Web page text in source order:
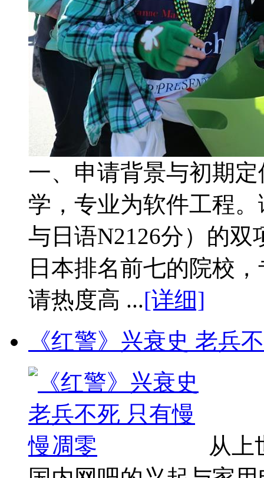
一、申请背景与初期
学，专业为软件工程
与日语N2126分）的
日本排名前七的院校
请热度高 ...[详细]
《红警》兴衰史 老兵
从上